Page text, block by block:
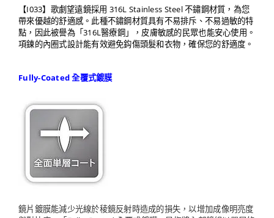
【I033】歌劇望遠鏡採用 316L Stainless Steel 不鏽鋼材質，為您
帶來優越的舒適感。此種不鏽鋼材質具有不易排斥、不易過敏的特
點，因此被譽為「316L醫療鋼」，皮膚敏感的民眾也能安心使用。
項鍊的內圈式設計能有效避免鈎傷頭髮和衣物，確保您的舒適度。
Fully-Coated 全覆式鍍膜
鏡片鍍膜能減少光線於稜鏡反射時造成的損失，以增加成像明亮度